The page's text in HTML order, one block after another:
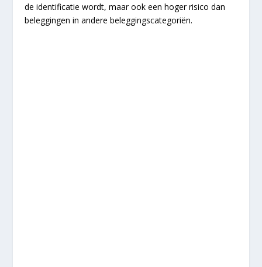
de identificatie wordt, maar ook een hoger risico dan
beleggingen in andere beleggingscategoriën.